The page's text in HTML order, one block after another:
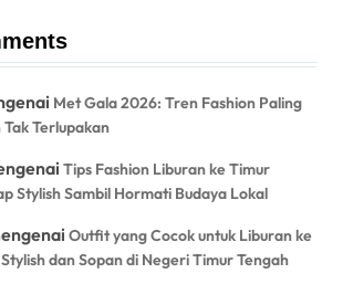
Met Gala 2026: Tren Fashion Paling
Terlupakan
Tips Fashion Liburan ke Timur
Stylish Sambil Hormati Budaya Lokal
Outfit yang Cocok untuk Liburan ke
dan Sopan di Negeri Timur Tengah